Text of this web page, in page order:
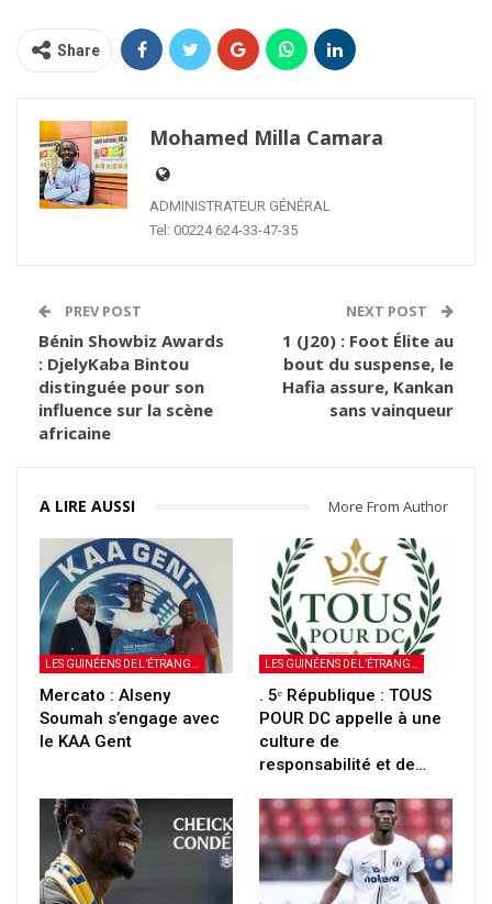
Share
Mohamed Milla Camara
ADMINISTRATEUR GÉNÉRAL
Tel: 00224 624-33-47-35
PREV POST
Bénin Showbiz Awards
: DjelyKaba Bintou
distinguée pour son
influence sur la scène
africaine
NEXT POST
1 (J20) : Foot Élite au
bout du suspense, le
Hafia assure, Kankan
sans vainqueur
A LIRE AUSSI More From Author
Mercato : Alseny
Soumah s’engage avec
le KAA Gent
. 5ᵉ République : TOUS
POUR DC appelle à une
culture de
responsabilité et de…